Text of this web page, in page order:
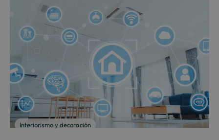
Interiorismo y decoración